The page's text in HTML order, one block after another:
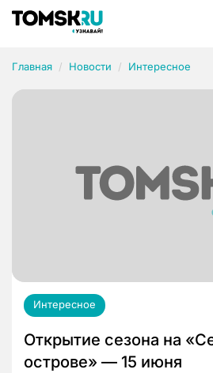
Главная Новости Интересное
Интересное
Открытие сезона на
острове» — 15 июня